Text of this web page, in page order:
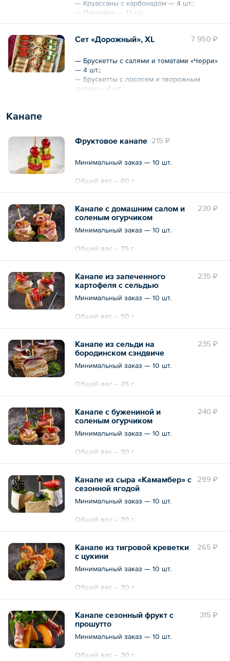
— Круассаны с карбонадом — 4 шт.;
— Панкейки — 12 шт.;
— Фрукты;
— Мед;
Общий вес – 2150 г
7 950 ₽
Cет «Дорожный», XL
— Брускетты с салями и томатами «Черри»
— 4 шт.;
— Брускетты с лососем и творожным
сыром — 4 шт.;
Канапе
215 ₽
Фруктовое канапе
Минимальный заказ — 10 шт.
Общий вес – 60 г
230 ₽
Канапе с домашним салом и
соленым огурчиком
Минимальный заказ — 10 шт.
Общий вес – 35 г
235 ₽
Канапе из запеченного
картофеля с сельдью
Минимальный заказ — 10 шт.
Общий вес – 50 г
235 ₽
Канапе из сельди на
бородинском сэндвиче
Минимальный заказ — 10 шт.
Общий вес – 45 г
240 ₽
Канапе с бужениной и
соленым огурчиком
Минимальный заказ — 10 шт.
Общий вес – 30 г
299 ₽
Канапе из сыра «Камамбер» с
сезонной ягодой
Минимальный заказ — 10 шт.
Общий вес – 30 г
265 ₽
Канапе из тигровой креветки
с цукини
Минимальный заказ — 10 шт.
Общий вес – 30 г
315 ₽
Канапе сезонный фрукт с
прошутто
Минимальный заказ — 10 шт.
Общий вес – 30 г